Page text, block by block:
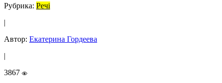
Рубрика: Речі
|
Автор: Екатерина Гордеева
|
3867